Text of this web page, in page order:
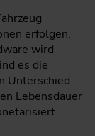
erfolgen,
wird
es die
Unterschied
Lebensdauer